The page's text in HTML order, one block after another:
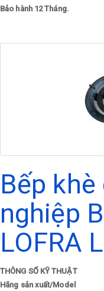
Bảo hành 12 Tháng.
Bếp
nghiệp
LOFRA
THÔNG SỐ KỸ THUẬT
Hãng sản xuất/Model